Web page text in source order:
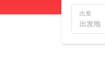
出发